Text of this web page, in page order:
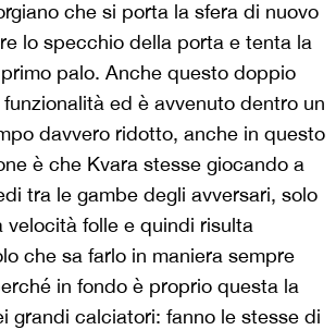
che si porta la sfera di nuovo
lo specchio della porta e tenta la
palo. Anche questo doppio
ed è avvenuto dentro un
davvero ridotto, anche in questo
è che Kvara stesse giocando a
tra le gambe degli avversari, solo
velocità folle e quindi risulta
che sa farlo in maniera sempre
in fondo è proprio questa la
grandi calciatori: fanno le stesse di